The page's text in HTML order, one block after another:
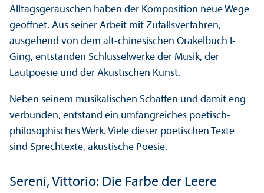
Alltagsgeräuschen haben der Komposition neue Wege
geöffnet. Aus seiner Arbeit mit Zufalls­verfahren,
ausgehend von dem alt-chinesischen Orakelbuch I-
Ging, entstanden Schlüsselwerke der Musik, der
Lautpoesie und der Akustischen Kunst.
Neben seinem musikalischen Schaffen und damit eng
verbunden, entstand ein umfangreiches poetisch-
philosophisches Werk. Viele dieser poetischen Texte
sind Sprechtexte, akustische Poesie.
Sereni, Vittorio: Die Farbe der Leere